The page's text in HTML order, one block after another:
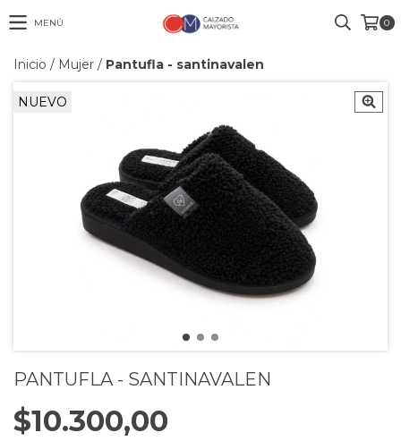
MENÚ 0
Inicio / Mujer / Pantufla - santinavalen
NUEVO
PANTUFLA - SANTINAVALEN
$10.300,00